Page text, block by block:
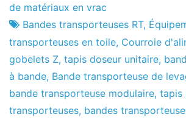
projets
March
de
2021
de matériaux en vrac
Bandes transporteuses RT,
transporteuses en toile, Courroie
gobelets Z, tapis doseur unitaire,
à bande, Bande transporteuse de
bande transporteuse modulaire, tapis
transporteuses, bandes